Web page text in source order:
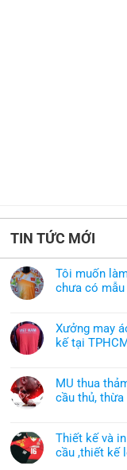
TIN TỨC MỚI
Tôi muốn
chưa có
bình
luận
ở
Tôi
áo
thun
đồng
có
mẫu
thì
Xưởng may
kế tại
bình
luận
ở
Xưởng
khoác
theo
yêu
MU thua
cầu thủ,
bình
luận
ở
MU
Thiết kế và
cầu ,thiết kế